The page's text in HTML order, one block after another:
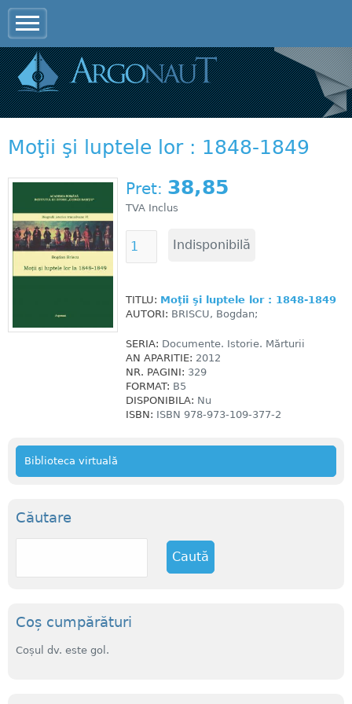
Moţii şi luptele lor : 1848-1849
Pret: 38,85
TVA Inclus
TITLU: Moţii şi luptele lor : 1848-1849
AUTORI: BRISCU, Bogdan;
SERIA: Documente. Istorie. Mărturii
AN APARITIE: 2012
NR. PAGINI: 329
FORMAT: B5
DISPONIBILA: Nu
ISBN: ISBN 978-973-109-377-2
Biblioteca virtuală
Căutare
C
Coș cumpărături
Coșul dv. este gol.